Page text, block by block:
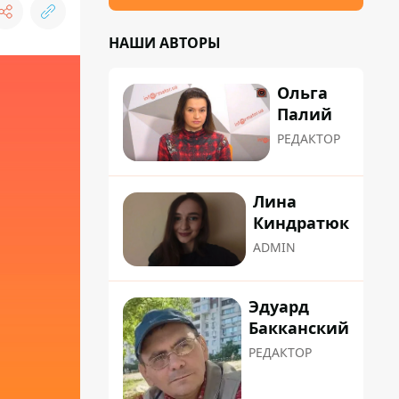
НАШИ АВТОРЫ
Ольга
Палий
РЕДАКТОР
Лина
Киндратюк
ADMIN
Эдуард
Бакканский
РЕДАКТОР